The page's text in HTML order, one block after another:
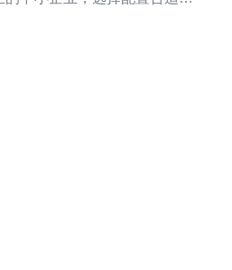
但若涉及高度弹性、大数据